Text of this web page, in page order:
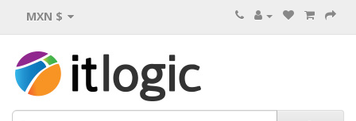
MXN $